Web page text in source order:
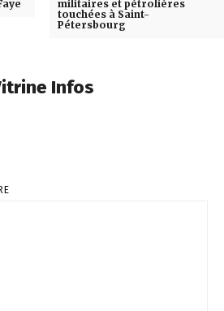
militaires et pétrolières
touchées à Saint-
Pétersbourg
Infos